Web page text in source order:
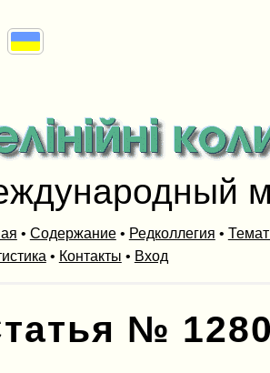
• Содержание• Редколлегия •
• Контакты • Вход
№